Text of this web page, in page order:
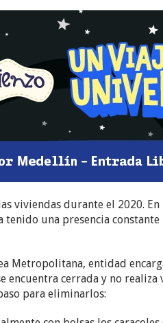
viviendas durante el 2020.
una presencia
Metropolitana, entidad
encuentra cerrada y no
para eliminarlos: